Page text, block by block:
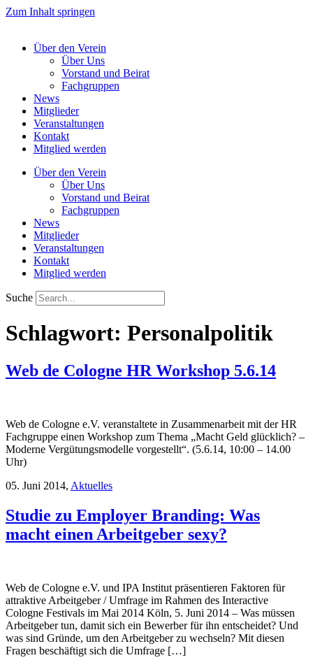
Zum Inhalt springen
Über den Verein
Über Uns
Vorstand und Beirat
Fachgruppen
News
Mitglieder
Veranstaltungen
Kontakt
Mitglied werden
Über den Verein
Über Uns
Vorstand und Beirat
Fachgruppen
News
Mitglieder
Veranstaltungen
Kontakt
Mitglied werden
Suche
Schlagwort: Personalpolitik
Web de Cologne HR Workshop 5.6.14
Web de Cologne e.V. veranstaltete in Zusammenarbeit mit der HR
Fachgruppe einen Workshop zum Thema „Macht Geld glücklich? –
Moderne Vergütungsmodelle vorgestellt“. (5.6.14, 10:00 – 14.00
Uhr)
05. Juni 2014, Aktuelles
Studie zu Employer Branding: Was
macht einen Arbeitgeber sexy?
Web de Cologne e.V. und IPA Institut präsentieren Faktoren für
attraktive Arbeitgeber / Umfrage im Rahmen des Interactive
Cologne Festivals im Mai 2014 Köln, 5. Juni 2014 – Was müssen
Arbeitgeber tun, damit sich ein Bewerber für ihn entscheidet? Und
was sind Gründe, um den Arbeitgeber zu wechseln? Mit diesen
Fragen beschäftigt sich die Umfrage […]